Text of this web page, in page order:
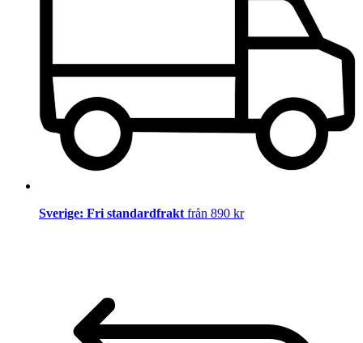
Sverige: Fri standardfrakt från 890 kr